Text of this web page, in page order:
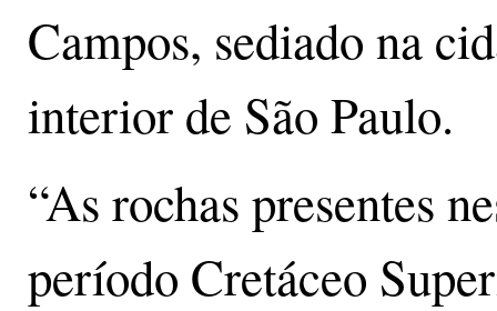
Campos, sediado na
interior de São Paulo.
“As rochas presentes
período Cretáceo